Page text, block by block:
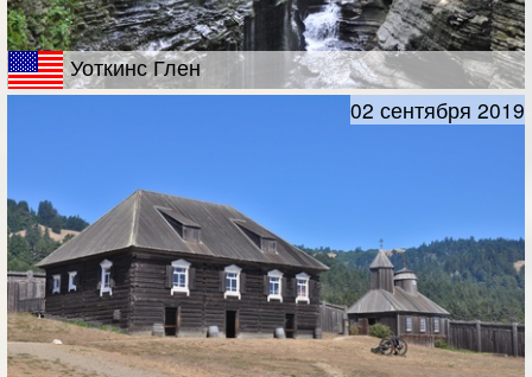
Уоткинс Глен
02 сентября 2019